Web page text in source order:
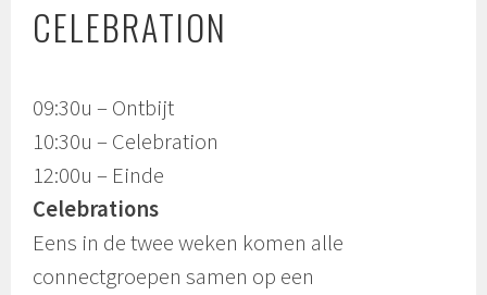
CELEBRATION
09:30u – Ontbijt
10:30u – Celebration
12:00u – Einde
Celebrations
Eens in de twee weken komen alle
connectgroepen samen op een